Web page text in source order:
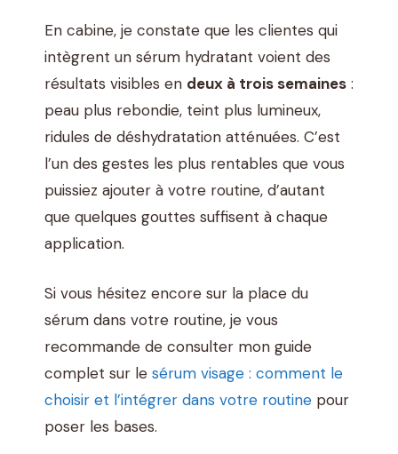
En cabine, je constate que les clientes qui
intègrent un sérum hydratant voient des
résultats visibles en deux à trois semaines :
peau plus rebondie, teint plus lumineux,
ridules de déshydratation atténuées. C’est
l’un des gestes les plus rentables que vous
puissiez ajouter à votre routine, d’autant
que quelques gouttes suffisent à chaque
application.
Si vous hésitez encore sur la place du
sérum dans votre routine, je vous
recommande de consulter mon guide
complet sur le sérum visage : comment le
choisir et l’intégrer dans votre routine pour
poser les bases.